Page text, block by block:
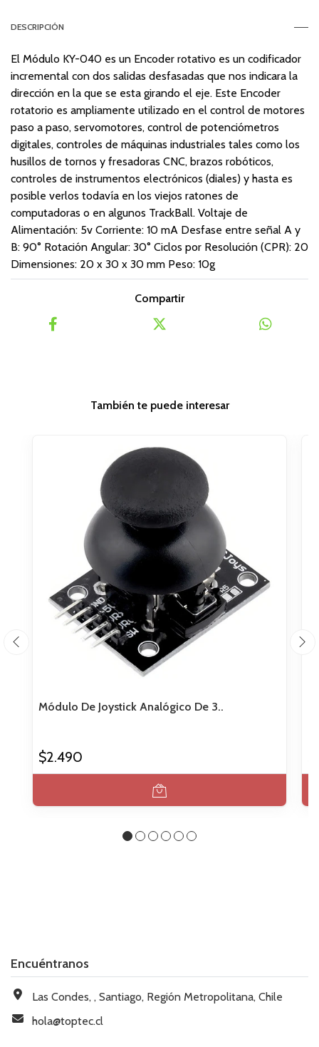
DESCRIPCIÓN
El Módulo KY-040 es un Encoder rotativo es un codificador
incremental con dos salidas desfasadas que nos indicara la
dirección en la que se esta girando el eje. Este Encoder
rotatorio es ampliamente utilizado en el control de motores
paso a paso, servomotores, control de potenciómetros
digitales, controles de máquinas industriales tales como los
husillos de tornos y fresadoras CNC, brazos robóticos,
controles de instrumentos electrónicos (diales) y hasta es
posible verlos todavía en los viejos ratones de
computadoras o en algunos TrackBall. Voltaje de
Alimentación: 5v Corriente: 10 mA Desfase entre señal A y
B: 90° Rotación Angular: 30° Ciclos por Resolución (CPR): 20
Dimensiones: 20 x 30 x 30 mm Peso: 10g
Compartir
También te puede interesar
Módulo De Joystick Analógico De 3..
$2.490
Encuéntranos
Las Condes, , Santiago, Región Metropolitana, Chile
hola@toptec.cl